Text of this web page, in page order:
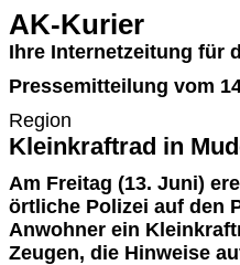
AK-Kurier
Ihre Internetzeitung für
Pressemitteilung vom
Region
Kleinkraftrad in
Am Freitag (13. Juni)
örtliche Polizei auf den
Anwohner ein
Zeugen, die Hinweise